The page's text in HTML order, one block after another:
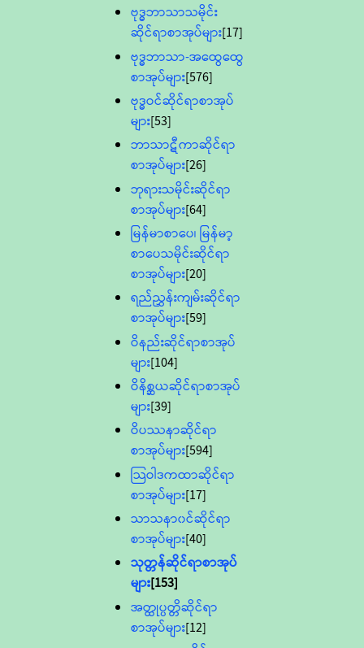
ဗုဒ္ဓဘာသာသမိုင်း
ဆိုင်ရာစာအုပ်များ[17]
ဗုဒ္ဓဘာသာ-အထွေထွေ
စာအုပ်များ[576]
ဗုဒ္ဓဝင်ဆိုင်ရာစာအုပ်
များ[53]
ဘာသာဋီကာဆိုင်ရာ
စာအုပ်များ[26]
ဘုရားသမိုင်းဆိုင်ရာ
စာအုပ်များ[64]
မြန်မာစာပေ၊ မြန်မာ့
စာပေသမိုင်းဆိုင်ရာ
စာအုပ်များ[20]
ရည်ညွှန်းကျမ်းဆိုင်ရာ
စာအုပ်များ[59]
ဝိနည်းဆိုင်ရာစာအုပ်
များ[104]
ဝိနိစ္ဆယဆိုင်ရာစာအုပ်
များ[39]
ဝိပဿနာဆိုင်ရာ
စာအုပ်များ[594]
သြဝါဒကထာဆိုင်ရာ
စာအုပ်များ[17]
သာသနာ၀င်ဆိုင်ရာ
စာအုပ်များ[40]
သုတ္တန်ဆိုင်ရာစာအုပ်
များ[153]
အတ္ထုပ္ပတ္တိဆိုင်ရာ
စာအုပ်များ[12]